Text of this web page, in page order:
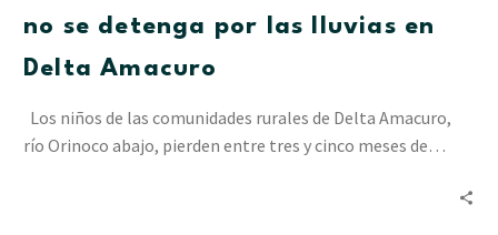
para
educación
no
no se detenga por las lluvias en
Delta Amacuro
Los niños de las comunidades rurales de Delta Amacuro,
río Orinoco abajo, pierden entre tres y cinco meses de…